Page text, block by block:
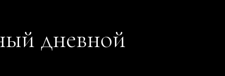
дневной